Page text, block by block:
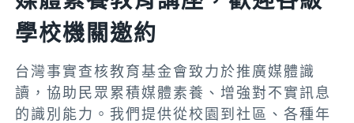
學校機關邀約
台灣事實查核教育基金會致力於推廣媒體識
讀，協助民眾累積媒體素養、增強對不實訊息
的識別能力。我們提供從校園到社區、各種年